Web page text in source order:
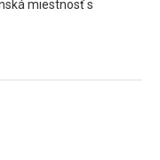
miestnosť s